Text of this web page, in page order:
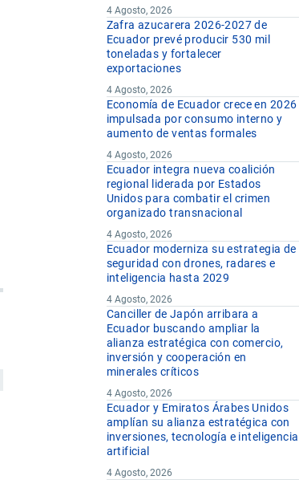
4 Agosto, 2026
Zafra azucarera 2026-2027 de
Ecuador prevé producir 530 mil
toneladas y fortalecer
exportaciones
4 Agosto, 2026
Economía de Ecuador crece en 2026
impulsada por consumo interno y
aumento de ventas formales
4 Agosto, 2026
Ecuador integra nueva coalición
regional liderada por Estados
Unidos para combatir el crimen
organizado transnacional
4 Agosto, 2026
Ecuador moderniza su estrategia de
seguridad con drones, radares e
inteligencia hasta 2029
4 Agosto, 2026
Canciller de Japón arribara a
Ecuador buscando ampliar la
alianza estratégica con comercio,
inversión y cooperación en
minerales críticos
4 Agosto, 2026
Ecuador y Emiratos Árabes Unidos
amplían su alianza estratégica con
inversiones, tecnología e inteligencia
artificial
4 Agosto, 2026